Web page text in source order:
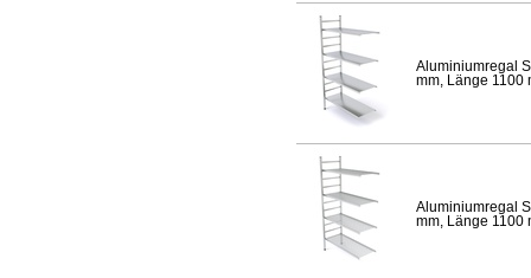
Aluminiumregal
mm, Länge 1100
Aluminiumregal
mm, Länge 1100